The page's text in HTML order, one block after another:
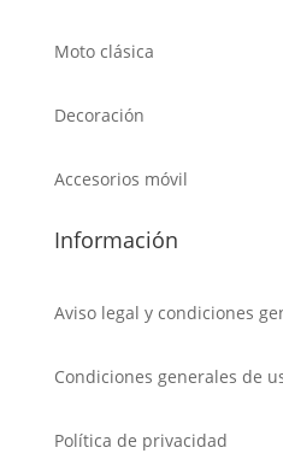
Moto clásica
Decoración
Accesorios móvil
Información
Aviso legal y condiciones
Condiciones generales de
Política de privacidad